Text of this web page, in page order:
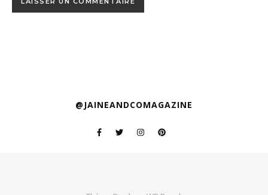
@JAINEANDCOMAGAZINE